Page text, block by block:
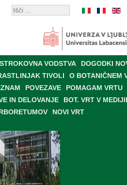
STROKOVNA VODSTVA
DOGODKI
TIVOLI
O BOTANIČNEM
POVEZAVE
POMAGAM VRTU
IN DELOVANJE
BOT. VRT V
NOVI VRT